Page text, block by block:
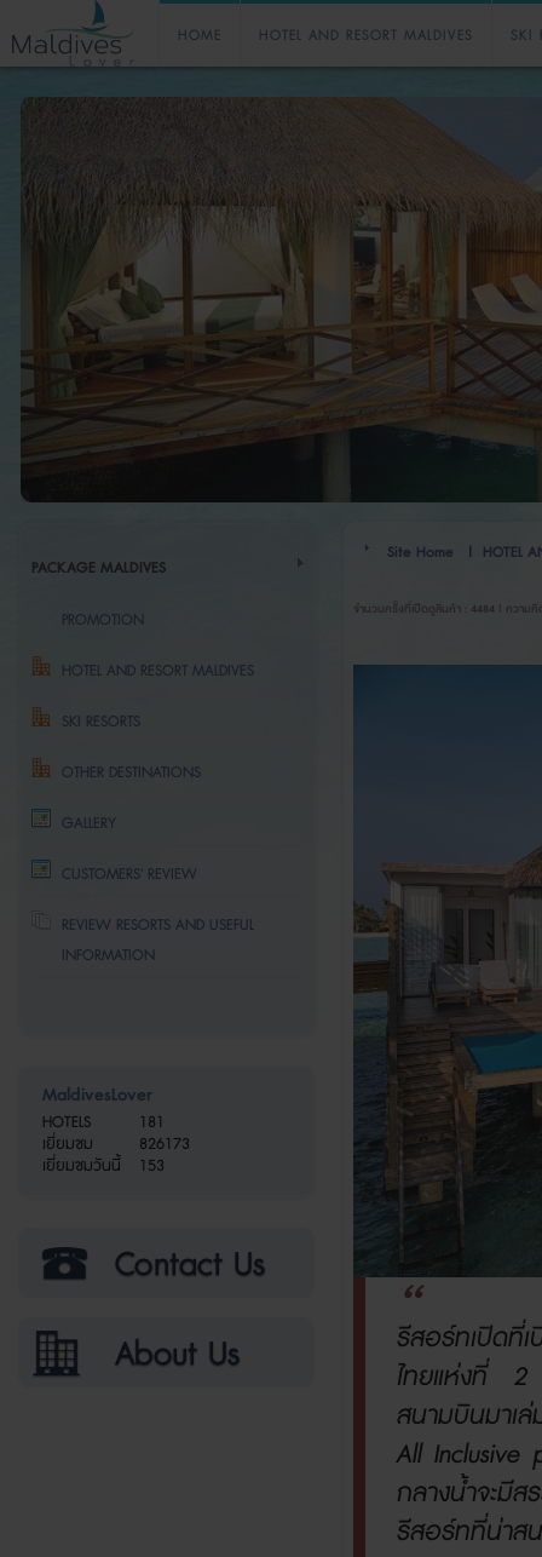
HOME HOTEL AND RESORT MALDIVES SKI
PACKAGE MALDIVES
PROMOTION
HOTEL AND RESORT MALDIVES
SKI RESORTS
OTHER DESTINATIONS
GALLERY
CUSTOMERS' REVIEW
REVIEW RESORTS AND USEFUL
INFORMATION
MaldivesLover
HOTELS
181
เยี่ยมชม
826173
เยี่ยมชมวันนี้
153
Site Home | HOTEL
จำนวนครั้งที่เปิดดูสินค้า : 4484 | ความคิ
รีสอร์ทเปิดที่
ไทยแห่งที่
สนามบินมาเล่
All Inclusive
กลางน้ำจะมี
รีสอร์ทที่น่าส